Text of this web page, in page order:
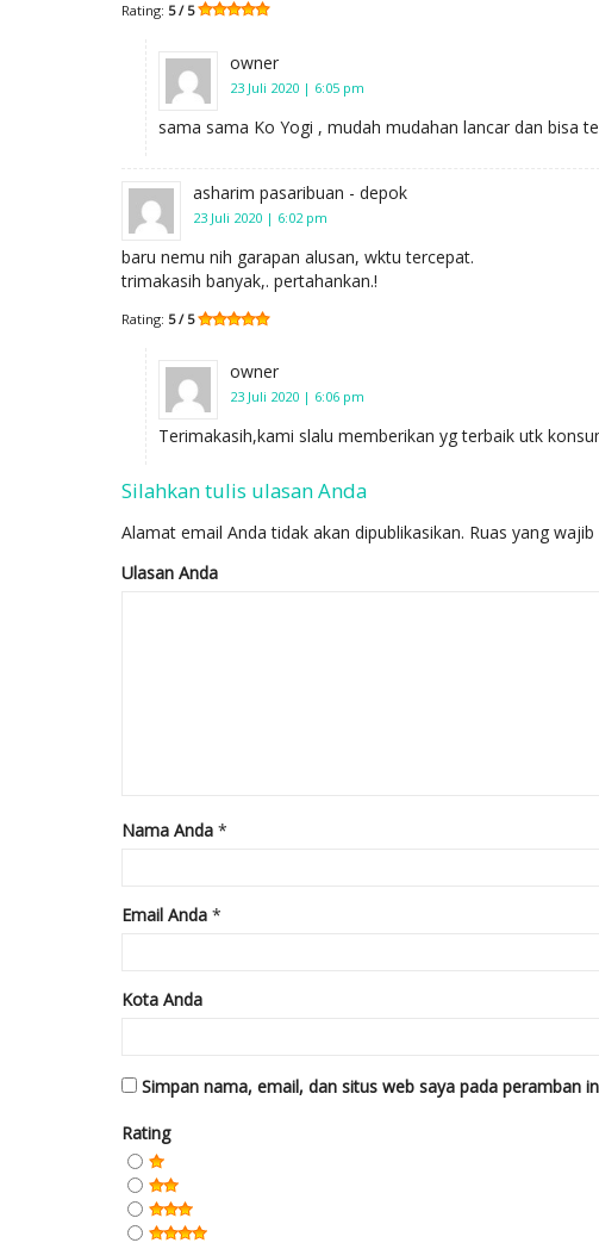
Rating: 5 / 5
owner
23 Juli 2020 | 6:05 pm
sama sama Ko Yogi , mudah mudahan lancar dan bisa
asharim pasaribuan - depok
23 Juli 2020 | 6:02 pm
baru nemu nih garapan alusan, wktu tercepat.
trimakasih banyak,. pertahankan.!
Rating: 5 / 5
owner
23 Juli 2020 | 6:06 pm
Terimakasih,kami slalu memberikan yg terbaik utk
Silahkan tulis ulasan Anda
Alamat email Anda tidak akan dipublikasikan. Ruas yang
Ulasan Anda
Nama Anda *
Email Anda *
Kota Anda
Simpan nama, email, dan situs web saya pada peramban
Rating